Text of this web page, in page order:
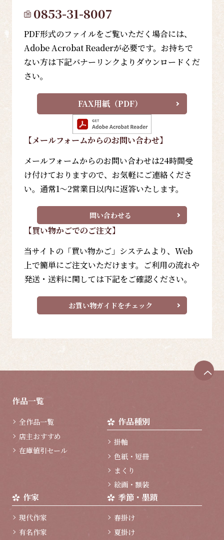
0853-31-8007
PDF形式のファイルをご覧いただく場合には、
Adobe Acrobat Readerが必要です。お持ちで
ない方は下記バナーリンクよりダウンロードくだ
さい。
FAX用紙（PDF）
【メールフォームからのお問い合わせ】
メールフォームからのお問い合わせは24時間受
け付けておりますので、お気軽にご連絡くださ
い。通常1～2営業日以内に返答いたします。
問い合わせる
【買い物かごでのご注文】
当サイトの「買い物かご」システムより、Web
上で簡単にご注文いただけます。ご利用の流れや
発送・送料に関しては下記をご確認ください。
お買い物ガイドをチェック
作品一覧
全作品一覧
店主おすすめ
在庫値引セール
作品種別
掛軸
色紙・短冊
まくり
絵画・額装
作家
現代作家
有名作家
季節・墨蹟
春掛け
夏掛け
ペ